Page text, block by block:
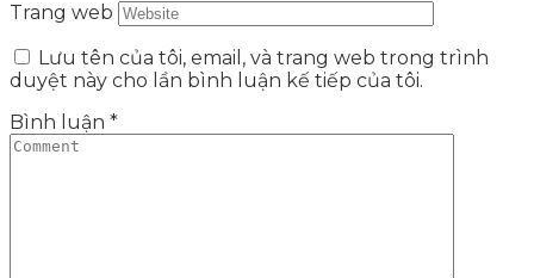
Trang web
Lưu tên của tôi, email, và trang web trong trình
duyệt này cho lần bình luận kế tiếp của tôi.
Bình luận *